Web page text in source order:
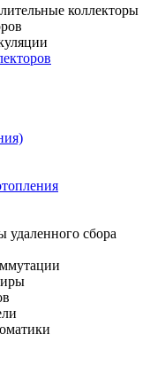
коллекторы
удаленного сбора